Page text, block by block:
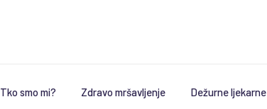
Tko smo mi? Zdravo mršavljenje Dežurne ljekarne